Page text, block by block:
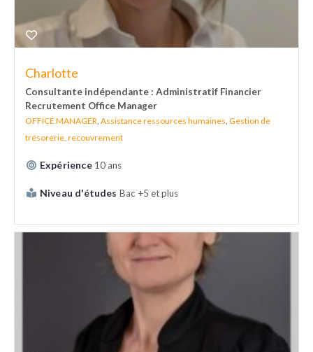
Charlotte
Consultante indépendante : Administratif Financier
Recrutement Office Manager
OFFICE MANAGER Assistance ressources humaines Gestion de
trésorerie, recouvrement
Expérience 10 ans
Niveau d'études Bac +5 et plus